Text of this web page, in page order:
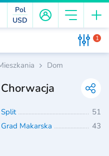
Pol
USD
1
Dom
Split
51
Grad Makarska
43